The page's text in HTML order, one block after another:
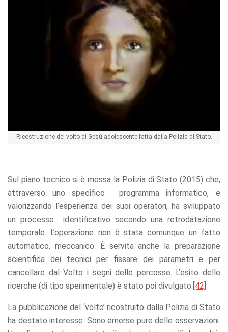
Ricostruzione del volto di Gesù adolescente fatta dalla Polizia di Stato.
Sul piano tecnico si è mossa la Polizia di Stato (2015) che,
attraverso uno specifico programma informatico, e
valorizzando l’esperienza dei suoi operatori, ha sviluppato
un processo identificativo secondo una retrodatazione
temporale. L’operazione non è stata comunque un fatto
automatico, meccanico. È servita anche la preparazione
scientifica dei tecnici per fissare dei parametri e per
cancellare dal Volto i segni delle percosse. L’esito delle
ricerche (di tipo sperimentale) è stato poi divulgato.[42]
La pubblicazione del ‘volto’ ricostruito dalla Polizia di Stato
ha destato interesse. Sono emerse pure delle osservazioni.